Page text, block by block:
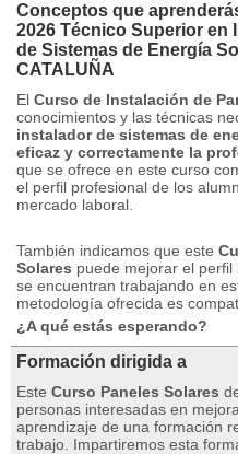
Conceptos que
2026 Técnico Superior en
de Sistemas de Energía
CATALUÑA
El Curso de Instalación de
conocimientos y las técnicas
instalador de sistemas de
eficaz y correctamente la
que se ofrece en este curso
el perfil profesional de los
mercado laboral.
También indicamos que este
Solares puede mejorar el
se encuentran trabajando en
metodología ofrecida es
¿A qué estás esperando?
Formación dirigida a
Este Curso Paneles Solares
personas interesadas en
aprendizaje de una formación
trabajo. Impartiremos esta